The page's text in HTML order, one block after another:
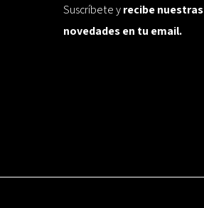
Suscríbete yrecibe nuestras
novedades en tu email.